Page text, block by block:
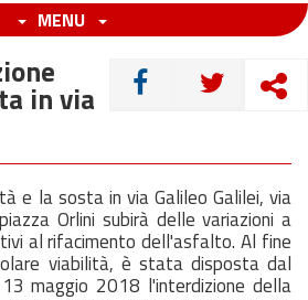
MENU
CONDIVIDI
in via
e la sosta in via Galileo Galilei, via
Orlini subirà delle variazioni a
al rifacimento dell'asfalto. Al fine
viabilità, è stata disposta dal
maggio 2018 l'interdizione della